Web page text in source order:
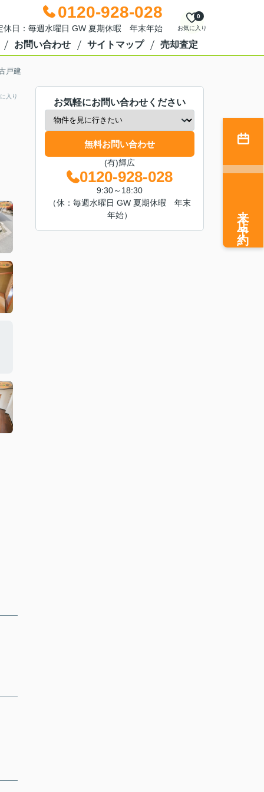
0120-928-028
日：毎週水曜日 GW 夏期休暇 年末年始 お気に入り
0
お問い合わせ サイトマップ 売却査定
戸建
入り
お気軽にお問い合わせください
無料お問い合わせ
(有)輝広
0120-928-028
9:30～18:30
（休：毎週水曜日 GW 夏期休暇 年末
年始）
来店予約